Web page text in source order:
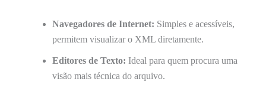
Navegadores de Internet: Simples e acessíveis,
permitem visualizar o XML diretamente.
Editores de Texto: Ideal para quem procura uma
visão mais técnica do arquivo.